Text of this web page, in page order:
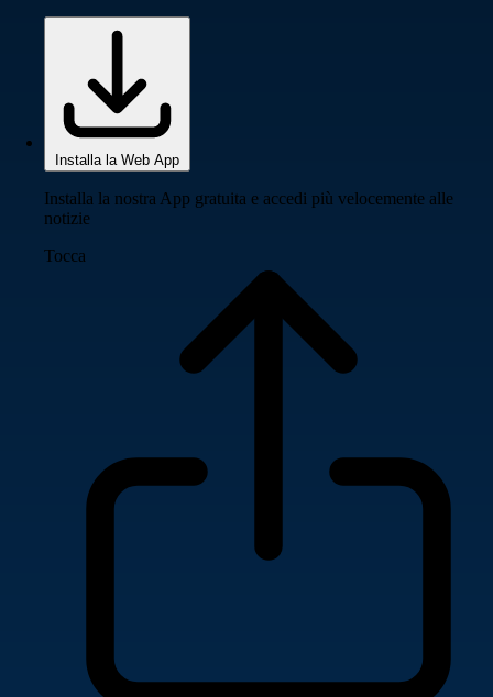
Installa la Web App
Installa la nostra App gratuita e accedi più velocemente alle
notizie
Tocca